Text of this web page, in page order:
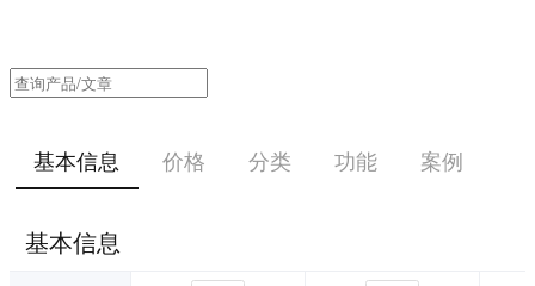
基本信息 价格 分类 功能 案例
基本信息